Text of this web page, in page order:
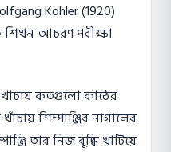
Kohler (1920)
শিখন আচরণ পরীক্ষা
খাচায় কতগুলাে কাঠের
শিম্পাঞ্জির নাগালের
তার নিজ বুদ্ধি খাটিয়ে